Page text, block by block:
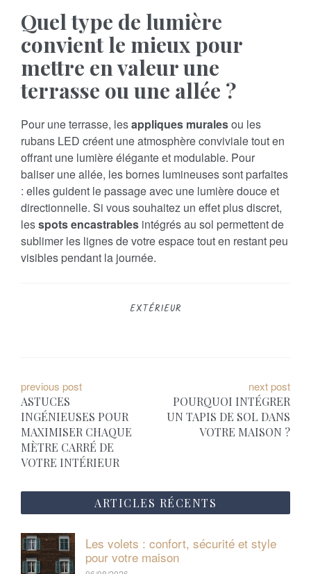
Quel type de lumière
convient le mieux pour
mettre en valeur une
terrasse ou une allée ?
Pour une terrasse, lesappliques muralesou les
rubans LED créent une atmosphère conviviale tout en
offrant une lumière élégante et modulable. Pour
baliser une allée, les bornes lumineuses sont parfaites
: elles guident le passage avec une lumière douce et
directionnelle. Si vous souhaitez un effet plus discret,
lesspots encastrables intégrés au sol permettent de
sublimer les lignes de votre espace tout en restant peu
visibles pendant la journée.
EXTÉRIEUR
N
a
v
i
g
a
t
previous post
ASTUCES
INGÉNIEUSES POUR
MAXIMISER CHAQUE
MÈTRE CARRÉ DE
VOTRE INTÉRIEUR
next post
POURQUOI INTÉGRER
UN TAPIS DE SOL DANS
VOTRE MAISON ?
ARTICLES RÉCENTS
Les volets : confort, sécurité et style
pour votre maison